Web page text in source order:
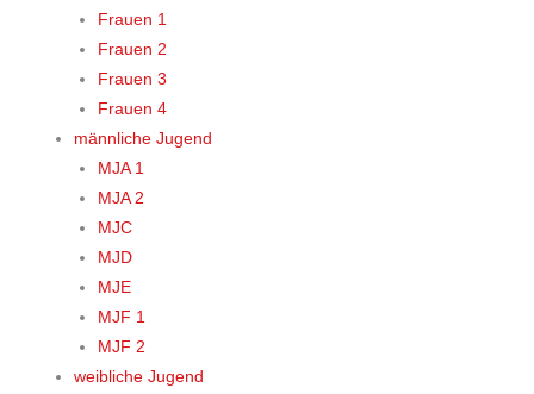
Frauen 1
Frauen 2
Frauen 3
Frauen 4
männliche Jugend
MJA 1
MJA 2
MJC
MJD
MJE
MJF 1
MJF 2
weibliche Jugend